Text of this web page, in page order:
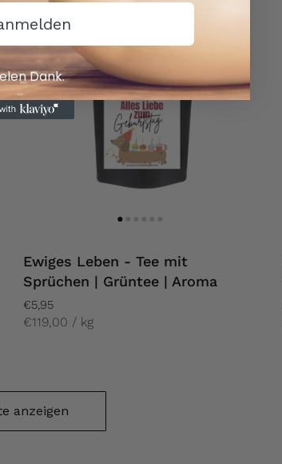
Ewiges Leben - Tee mit
Sprüchen | Grüntee | Aroma
€5,95
€119,00 / kg
anzeigen
Dank.